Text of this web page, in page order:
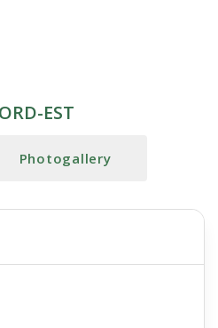
EST
Photogallery